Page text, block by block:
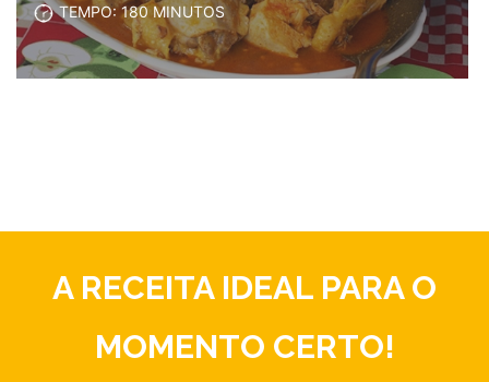
TEMPO: 180 MINUTOS
A RECEITA IDEAL PARA O
MOMENTO CERTO!